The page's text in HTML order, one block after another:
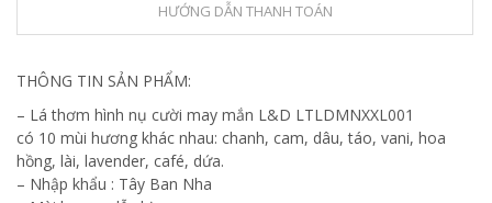
HƯỚNG DẪN THANH TOÁN
THÔNG TIN SẢN PHẨM:
– Lá thơm hình nụ cười may mắn L&D LTLDMNXXL001
có 10 mùi hương khác nhau: chanh, cam, dâu, táo, vani, hoa
hồng, lài, lavender, café, dứa.
– Nhập khẩu : Tây Ban Nha